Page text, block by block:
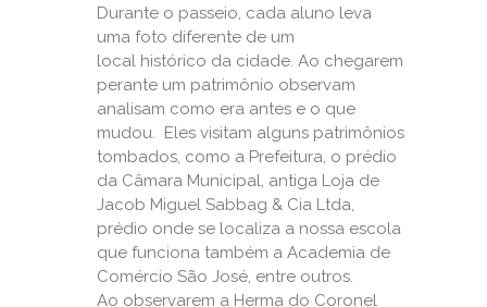
Durante o passeio, cada aluno leva
uma foto diferente de um
local histórico da cidade. Ao chegarem
perante um patrimônio observam
analisam como era antes e o que
mudou. Eles visitam alguns patrimônios
tombados, como a Prefeitura, o prédio
da Câmara Municipal, antiga Loja de
Jacob Miguel Sabbag & Cia Ltda,
prédio onde se localiza a nossa escola
que funciona também a Academia de
Comércio São José, entre outros.
Ao observarem a Herma do Coronel